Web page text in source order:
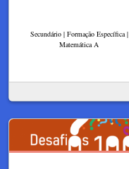
Secundário | Formação Específica |
Matemática A